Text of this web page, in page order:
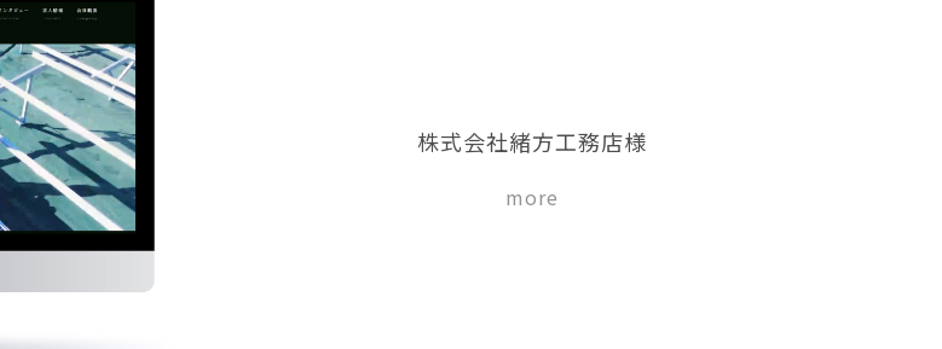
株式会社緒方工務店様
more